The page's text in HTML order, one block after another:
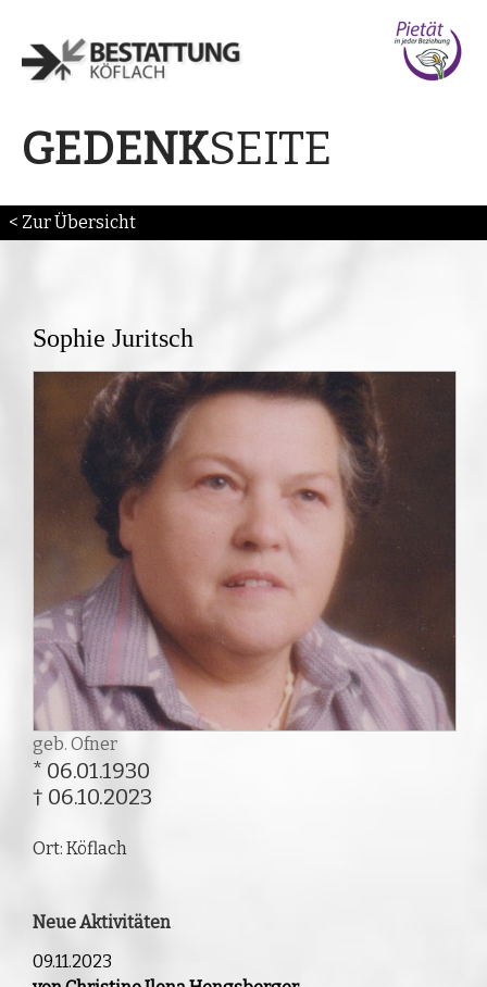
GEDENKSEITE
< Zur Übersicht
Sophie Juritsch
geb. Ofner
* 06.01.1930
† 06.10.2023
Ort: Köflach
Neue Aktivitäten
09.11.2023